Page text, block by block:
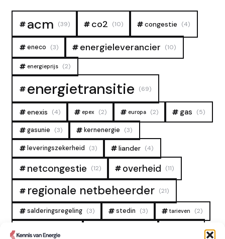
acm (39) co2 (10) congestie (4)
eneco (3) energieleverancier (10)
energieprijs (2)
energietransitie (69)
enexis (4) epex (2) europa (2) gas (5)
gasunie (3) kernenergie (3)
leveringszekerheid (3) liander (4)
netcongestie (12) overheid (11)
regionale netbeheerder (21)
salderingsregeling (3) stedin (3) tarieven (2)
tennet